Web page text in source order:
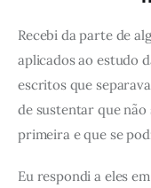
Recebi da parte de
aplicados ao estudo
escritos que
de sustentar que não
primeira e que se
Eu respondi a eles